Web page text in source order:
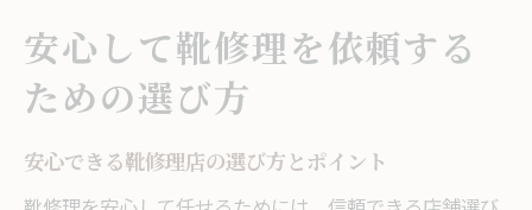
安心して靴修理を依頼する
ための選び方
安心できる靴修理店の選び方とポイント